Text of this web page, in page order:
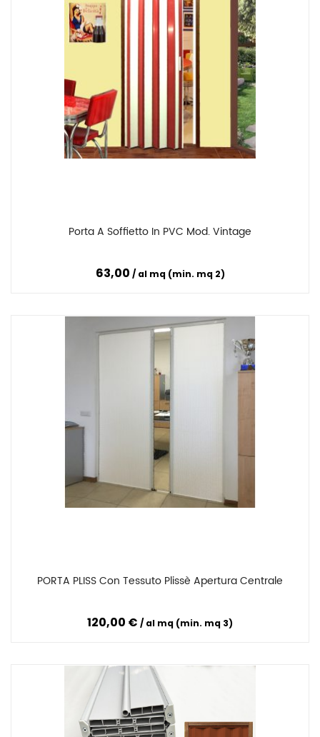
Porta A Soffietto In PVC Mod. Vintage
63,00 al mq (min. mq 2)
Confronta
PORTA PLISS Con Tessuto Plissè Apertura Centrale
120,00 € al mq (min. mq 3)
Confronta